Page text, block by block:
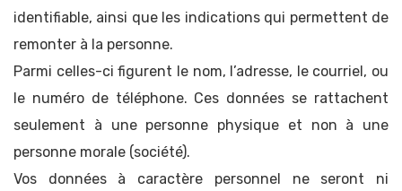
identifiable, ainsi que les indications qui permettent de
remonter à la personne.
Parmi celles-ci figurent le nom, l’adresse, le courriel, ou
le numéro de téléphone. Ces données se rattachent
seulement à une personne physique et non à une
personne morale (société).
Vos données à caractère personnel ne seront ni